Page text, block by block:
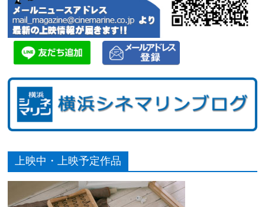
上映中・上映予定作品